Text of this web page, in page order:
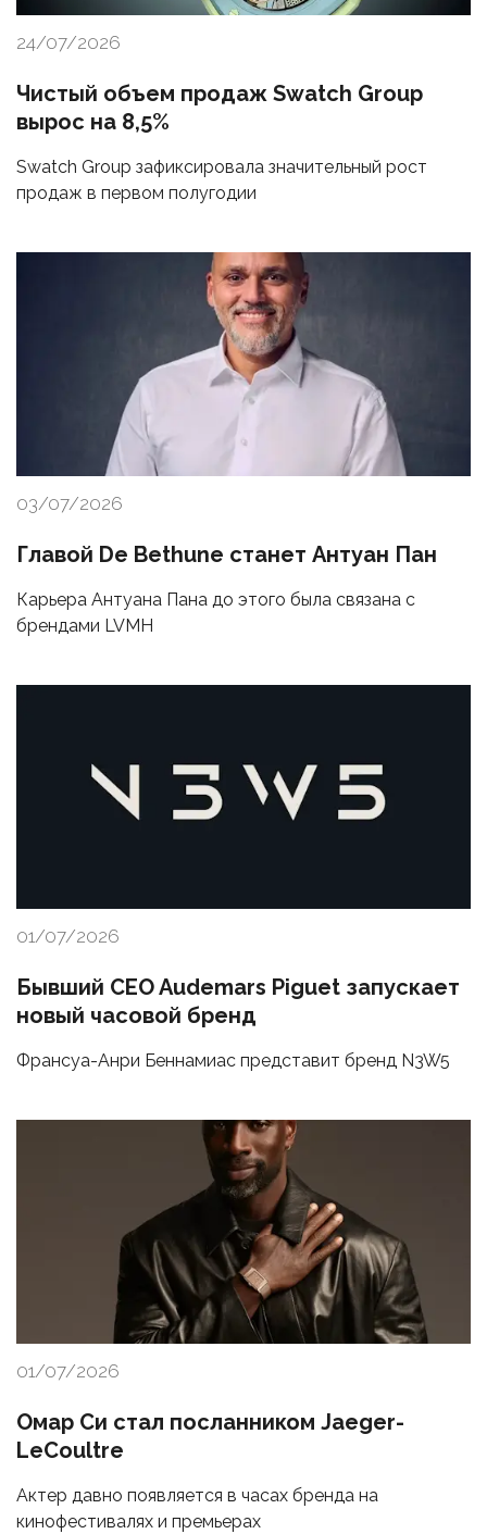
24/07/2026
Чистый объем продаж Swatch Group
вырос на 8,5%
Swatch Group зафиксировала значительный рост
продаж в первом полугодии
03/07/2026
Главой De Bethune станет Антуан Пан
Карьера Антуана Пана до этого была связана с
брендами LVMH
01/07/2026
Бывший CEO Audemars Piguet запускает
новый часовой бренд
Франсуа-Анри Беннамиас представит бренд N3W5
01/07/2026
Омар Си стал посланником Jaeger-
LeCoultre
Актер давно появляется в часах бренда на
кинофестивалях и премьерах